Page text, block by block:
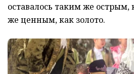
оставалось таким же
же ценным, как золото.